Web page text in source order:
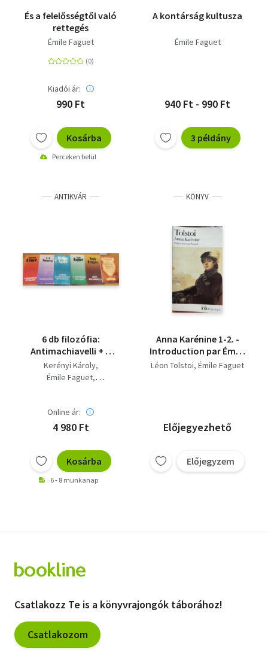
És a felelősségtől való
rettegés
Émile Faguet
Kiadói ár:
990 Ft
Kosárba
Perceken belül
A kontárság kultusza
Émile Faguet
940 Ft - 990 Ft
3 példány
ANTIKVÁR
6 db filozófia:
Antimachiavelli + A
kontárság kultusza +
A szabadság hitvallása
metafizikája +
Pseudo-antisthenés:
Beszélgetések a
Vigasztalások
Kerényi Károly
Émile Faguet
Heller Ágnes
Benedetto Croce
Online ár:
4 980 Ft
Kosárba
6 - 8 munkanap
KÖNYV
Anna Karénine 1-2. -
Introduction par Émile
Faguet de l'Académie
Léon Tolstoi Émile Faguet
Előjegyezhető
Előjegyzem
Csatlakozz Te is a könyvrajongók táborához!
Csatlakozom